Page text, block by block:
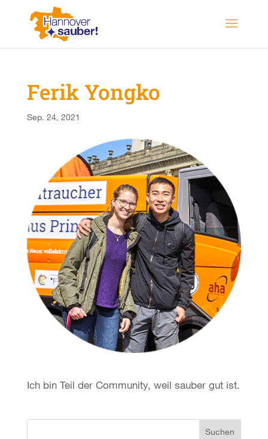
Ferik Yongko
Sep. 24, 2021
Ich bin Teil der Community, weil sauber gut ist.